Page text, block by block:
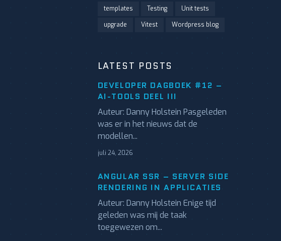
templates
Testing
Unit tests
upgrade
Vitest Wordpress blog
LATEST POSTS
DEVELOPER DAGBOEK #12 –
AI-TOOLS DEEL III
Auteur: Danny Holstein Pasgeleden
was er in het nieuws dat de
modellen...
juli 24, 2026
ANGULAR SSR – SERVER SIDE
RENDERING IN APPLICATIES
Auteur: Danny Holstein Enige tijd
geleden was mij de taak
toegewezen om...